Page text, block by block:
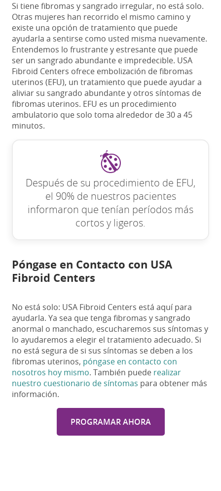
Si tiene fibromas y sangrado irregular, no está solo.
Otras mujeres han recorrido el mismo camino y
existe una opción de tratamiento que puede
ayudarla a sentirse como usted misma nuevamente.
Entendemos lo frustrante y estresante que puede
ser un sangrado abundante e impredecible. USA
Fibroid Centers ofrece embolización de fibromas
uterinos (EFU), un tratamiento que puede ayudar a
aliviar su sangrado abundante y otros síntomas de
fibromas uterinos. EFU es un procedimiento
ambulatorio que solo toma alrededor de 30 a 45
minutos.
Después de su procedimiento de EFU,
el 90% de nuestros pacientes
informaron que tenían períodos más
cortos y ligeros.
Póngase en Contacto con USA
Fibroid Centers
No está solo: USA Fibroid Centers está aquí para
ayudarla. Ya sea que tenga fibromas y sangrado
anormal o manchado, escucharemos sus síntomas y
lo ayudaremos a elegir el tratamiento adecuado. Si
no está segura de si sus síntomas se deben a los
fibromas uterinos, póngase en contacto con
nosotros hoy mismo. También puede realizar
nuestro cuestionario de síntomas para obtener más
información.
PROGRAMAR AHORA